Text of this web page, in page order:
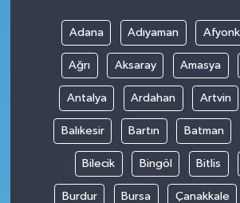
Adana Adıyaman
Ağrı Aksaray Amasya
Antalya Ardahan Artvin
Balıkesir Bartın Batman
Bilecik Bingöl Bitlis
Burdur Bursa Çanakkale